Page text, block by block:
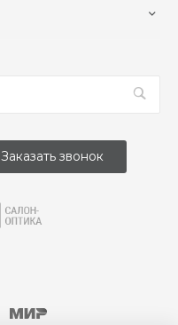
Заказать звонок